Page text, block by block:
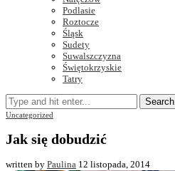
Podlasie
Roztocze
Śląsk
Sudety
Suwalszczyzna
Świętokrzyskie
Tatry
Search
Uncategorized
Jak się dobudzić
written by Paulina 12 listopada, 2014